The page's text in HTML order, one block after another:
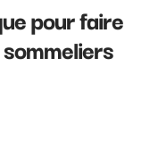
pour faire